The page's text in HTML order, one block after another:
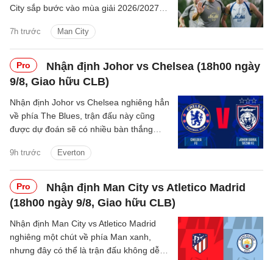
7h trước Man City
City sắp bước vào mùa giải 2026/2027
trên băng ghế chỉ đạo.
Pro
Nhận định Johor vs Chelsea (18h00 ngày
9/8, Giao hữu CLB)
9h trước Everton
Nhận định Johor vs Chelsea nghiêng hẳn
về phía The Blues, trận đấu này cũng
được dự đoán sẽ có nhiều bàn thắng
Pro
Nhận định Man City vs Atletico Madrid
(18h00 ngày 9/8, Giao hữu CLB)
Nhận định Man City vs Atletico Madrid
nghiêng một chút về phía Man xanh,
nhưng đây có thể là trận đấu không dễ